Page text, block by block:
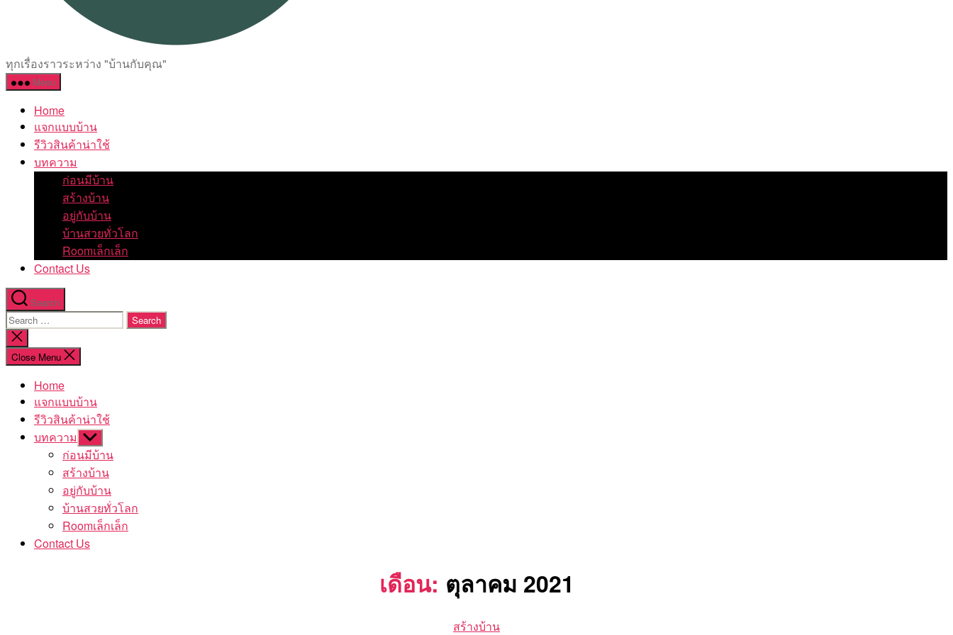
ทุกเรื่องราวระหว่าง "บ้านกับคุณ"
Menu
Home
แจกแบบบ้าน
รีวิวสินค้าน่าใช้
บทความ
ก่อนมีบ้าน
สร้างบ้าน
อยู่กับบ้าน
บ้านสวยทั่วโลก
Roomเล็กเล็ก
Contact Us
Search
Search
for:
Close
search
Close Menu
Home
แจกแบบบ้าน
รีวิวสินค้าน่าใช้
บทความ Show
sub
menu
ก่อนมีบ้าน
สร้างบ้าน
อยู่กับบ้าน
บ้านสวยทั่วโลก
Roomเล็กเล็ก
Contact Us
เดือน: ตุลาคม 2021
Categories
สร้างบ้าน